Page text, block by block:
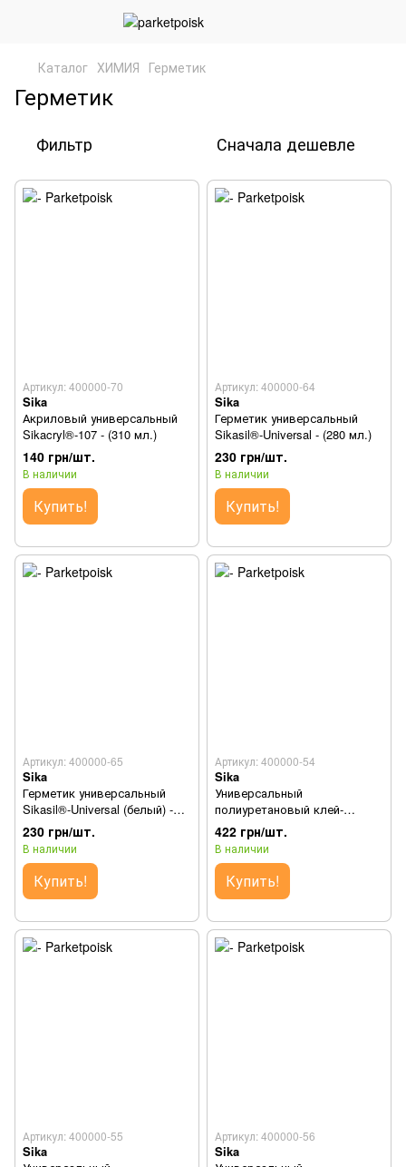
Каталог ХИМИЯ Герметик
Герметик
Фильтр Сначала дешевле
Артикул: 400000-70
Sika
Акриловый универсальный
Sikacryl®-107 - (310 мл.)
140 грн/шт.
В наличии
Купить!
Артикул: 400000-64
Sika
Герметик универсальный
Sikasil®-Universal - (280 мл.)
230 грн/шт.
В наличии
Купить!
Артикул: 400000-65
Sika
Герметик универсальный
Sikasil®-Universal (белый) -
(280 мл.)
230 грн/шт.
В наличии
Купить!
Артикул: 400000-54
Sika
Универсальный
полиуретановый клей-
герметик Sikaflex®-11FC+
(Белый) - (300 мл/уп.)
422 грн/шт.
В наличии
Купить!
Артикул: 400000-55
Sika
Артикул: 400000-56
Sika